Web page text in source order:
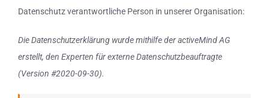
Datenschutz verantwortliche Person in unserer Organisation:
Die Datenschutzerklärung wurde mithilfe der activeMind AG
erstellt, den Experten für externe Datenschutzbeauftragte
(Version #2020-09-30).